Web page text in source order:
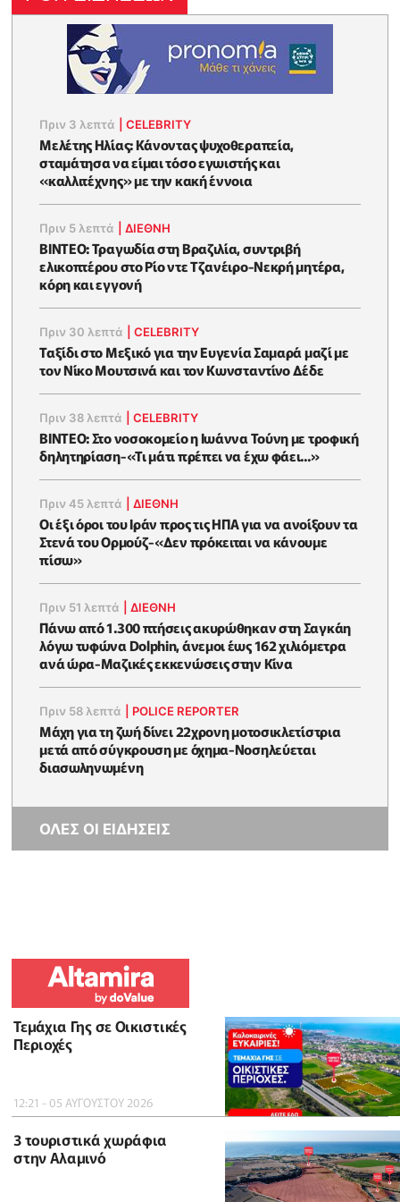
Πριν 3 λεπτά |CELEBRITY
Μελέτης Ηλίας: Κάνοντας ψυχοθεραπεία,
σταμάτησα να είμαι τόσο εγωιστής και
«καλλιτέχνης» με την κακή έννοια
Πριν 5 λεπτά |ΔΙΕΘΝΗ
ΒΙΝΤΕΟ: Τραγωδία στη Βραζιλία, συντριβή
ελικοπτέρου στο Ρίο ντε Τζανέιρο-Νεκρή μητέρα,
κόρη και εγγονή
Πριν 30 λεπτά |CELEBRITY
Ταξίδι στο Μεξικό για την Ευγενία Σαμαρά μαζί με
τον Νίκο Μουτσινά και τον Κωνσταντίνο Δέδε
Πριν 38 λεπτά |CELEBRITY
ΒΙΝΤΕΟ: Στο νοσοκομείο η Ιωάννα Τούνη με τροφική
δηλητηρίαση-«Τι μάτι πρέπει να έχω φάει...»
Πριν 45 λεπτά |ΔΙΕΘΝΗ
Οι έξι όροι του Ιράν προς τις ΗΠΑ για να ανοίξουν τα
Στενά του Ορμούζ-«Δεν πρόκειται να κάνουμε
πίσω»
Πριν 51 λεπτά |ΔΙΕΘΝΗ
Πάνω από 1.300 πτήσεις ακυρώθηκαν στη Σαγκάη
λόγω τυφώνα Dolphin, άνεμοι έως 162 χιλιόμετρα
ανά ώρα-Μαζικές εκκενώσεις στην Κίνα
Πριν 58 λεπτά POLICE REPORTER
Μάχη για τη ζωή δίνει 22χρονη μοτοσικλετίστρια
μετά από σύγκρουση με όχημα-Νοσηλεύεται
διασωληνωμένη
ΟΛΕΣ ΟΙ ΕΙΔΗΣΕΙΣ
Τεμάχια Γης σε Οικιστικές
Περιοχές
12:21 - 05 ΑΥΓΟΥΣΤΟΥ 2026
3 τουριστικά χωράφια
στην Αλαμινό